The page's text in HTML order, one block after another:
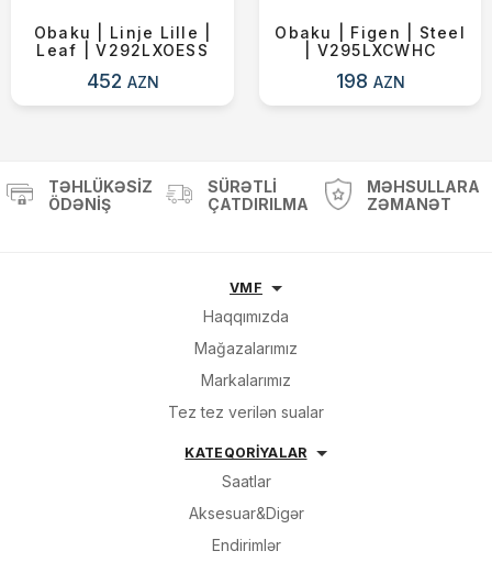
Obaku | Linje Lille |
Leaf | V292LXOESS
452 AZN
Obaku | Figen | Steel
| V295LXCWHC
198 AZN
TƏHLÜKƏSIZ
ÖDƏNIŞ
SÜRƏTLI
ÇATDIRILMA
MƏHSULLARA
ZƏMANƏT
VMF
Haqqımızda
Mağazalarımız
Markalarımız
Tez tez verilən sualar
KATEQORİYALAR
Saatlar
Aksesuar&Digər
Endirimlər